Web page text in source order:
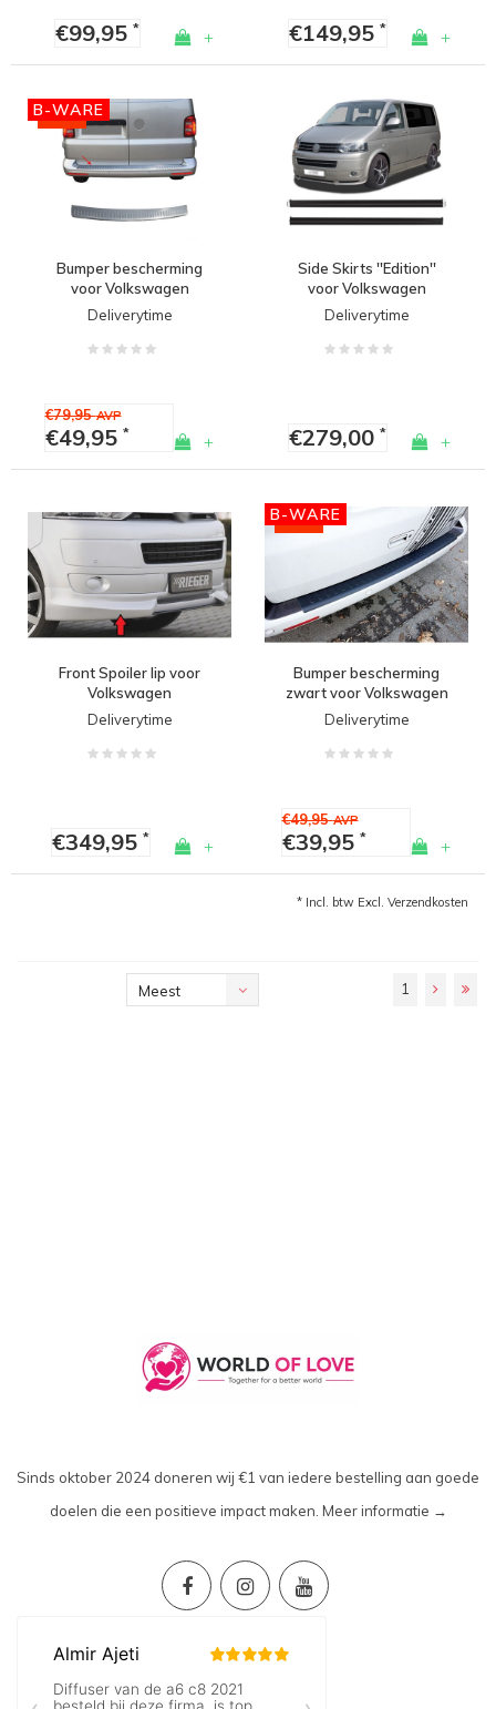
€99,95* + €149,95* +
-38%
B-WARE
Bumper bescherming
voor Volkswagen
Transporter T5 / T5.1 /
Multivan - (B-WARE)
Deliverytime
€79,95AVP
€49,95 * +
Side Skirts ''Edition''
voor Volkswagen
Transporter T5 & T5.1
Deliverytime
€279,00* +
Front Spoiler lip voor
Volkswagen
Transporter T5
Deliverytime
€349,95* +
-20%
B-WARE
Bumper bescherming
zwart voor Volkswagen
Transporter T5 - (B-
WARE)
Deliverytime
€49,95AVP
€39,95 * +
* Incl. btw Excl. Verzendkosten
Meest
1
Sinds oktober 2024 doneren wij €1 van iedere bestelling aan goede
doelen die een positieve impact maken. Meer informatie →